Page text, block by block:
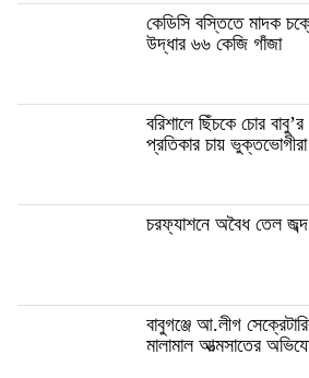
কেডিসি বস্তিতে মাদক
উদ্ধার ৬৬ কেজি গাঁজা
বরিশালে ছিঁচকে চোর
প্রতিকার চায় ভুক্তভোগীরা
চরফ্যাশনে অবৈধ তেল জব্দ
বাবুগঞ্জে আ.লীগ
মালামাল আত্মসাতের